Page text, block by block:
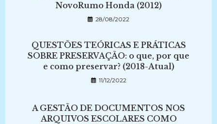
NovoRumo Honda (2012)
28/08/2022
QUESTÕES TEÓRICAS E PRÁTICAS
SOBRE PRESERVAÇÃO: o que, por que
e como preservar? (2018-Atual)
11/12/2022
A GESTÃO DE DOCUMENTOS NOS
ARQUIVOS ESCOLARES COMO